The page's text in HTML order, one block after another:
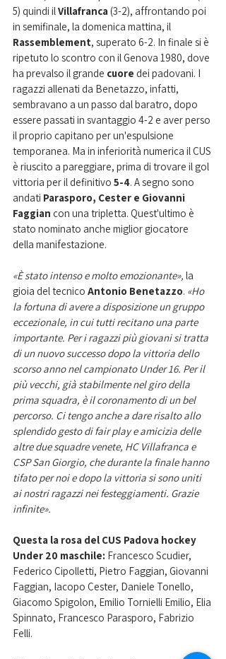
5) quindi il Villafranca (3-2), affrontando poi
in semifinale, la domenica mattina, il
Rassemblement, superato 6-2. In finale si è
ripetuto lo scontro con il Genova 1980, dove
ha prevalso il grande cuore dei padovani. I
ragazzi allenati da Benetazzo, infatti,
sembravano a un passo dal baratro, dopo
essere passati in svantaggio 4-2 e aver perso
il proprio capitano per un'espulsione
temporanea. Ma in inferiorità numerica il CUS
è riuscito a pareggiare, prima di trovare il gol
vittoria per il definitivo 5-4. A segno sono
andati Parasporo, Cester e Giovanni
Faggian con una tripletta. Quest'ultimo è
stato nominato anche miglior giocatore
della manifestazione.
«È stato intenso e molto emozionante», la
gioia del tecnico Antonio Benetazzo. «Ho
la fortuna di avere a disposizione un gruppo
eccezionale, in cui tutti recitano una parte
importante. Per i ragazzi più giovani si tratta
di un nuovo successo dopo la vittoria dello
scorso anno nel campionato Under 16. Per il
più vecchi, già stabilmente nel giro della
prima squadra, è il coronamento di un bel
percorso. Ci tengo anche a dare risalto allo
splendido gesto di fair play e amicizia delle
altre due squadre venete, HC Villafranca e
CSP San Giorgio, che durante la finale hanno
tifato per noi e dopo la vittoria si sono uniti
ai nostri ragazzi nei festeggiamenti. Grazie
infinite».
Questa la rosa del CUS Padova hockey
Under 20 maschile: Francesco Scudier,
Federico Cipolletti, Pietro Faggian, Giovanni
Faggian, Iacopo Cester, Daniele Tonello,
Giacomo Spigolon, Emilio Tornielli Emilio, Elia
Spinnato, Francesco Parasporo, Fabrizio
Felli.